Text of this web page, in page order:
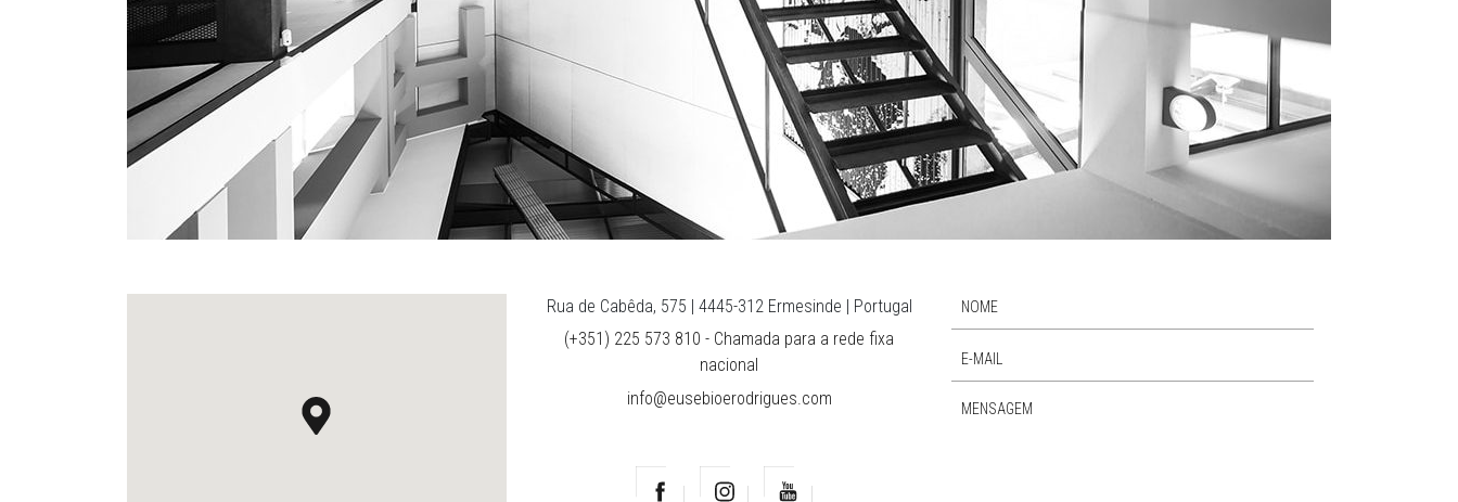
Rua de Cabêda, 575 | 4445-312 Ermesinde | Portugal
(+351) 225 573 810 - Chamada para a rede fixa
nacional
info@eusebioerodrigues.com